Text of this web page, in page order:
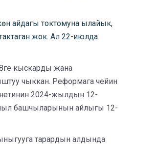
айдагы токтомуна ылайык,
жок. Ал 22-июлда
кыскарды жана
чыккан. Реформага чейин
2024-жылдын 12-
башчыларынын айлыгы 12-
тарардын алдында